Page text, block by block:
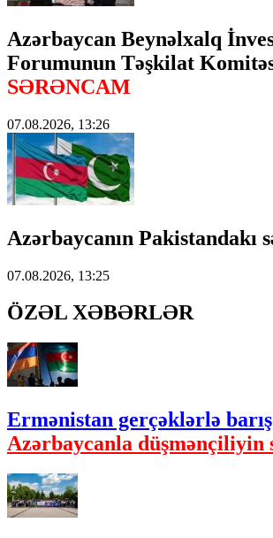
Azərbaycan Beynəlxalq
Forumunun Təşkilat
SƏRƏNCAM
07.08.2026, 13:26
Azərbaycanın Pakistandakı
07.08.2026, 13:25
ÖZƏL XƏBƏRLƏR
Ermənistan gerçəklərlə
Azərbaycanla düşmənçiliyin